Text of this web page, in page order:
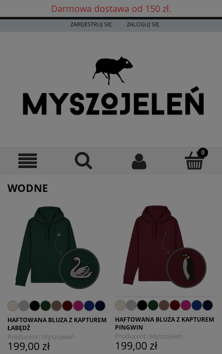
Darmowa dostawa od 150 zł.
Darmowa dostawa już od 150 zł! ✨
ZAREJESTRUJ SIĘ ZALOGUJ SIĘ
WODNE
HAFTOWANA BLUZA Z KAPTUREM
ŁABĘDŹ
Producent: Myszojeleń
199,00 zł
HAFTOWANA BLUZA Z KAPTUREM
PINGWIN
Producent: Myszojeleń
199,00 zł